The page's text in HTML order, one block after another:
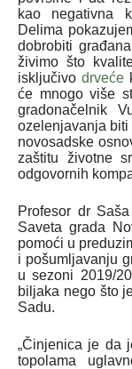
kao negativna
Delima
dobrobiti
živimo što
isklјučivo drveće
će mnogo više
gradonačelnik
ozelenjavanja biti
novosadske
zaštitu životne
odgovornih
Profesor dr
Saveta grada
pomoći u
i pošumlјavanju
u sezoni 2019/
bilјaka nego što
Sadu.
„Činjenica je da
topolama